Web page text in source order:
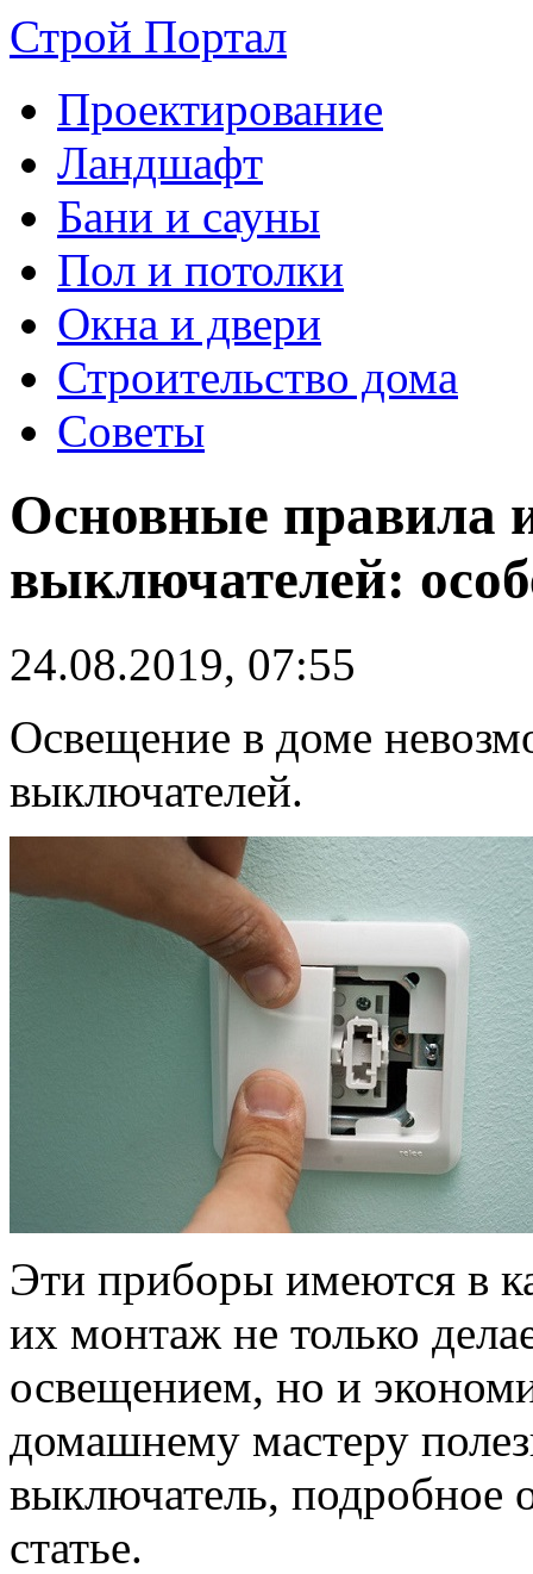
Строй Портал
Проектирование
Ландшафт
Бани и сауны
Пол и потолки
Окна и двери
Строительство дома
Советы
Основные правила
выключателей:
24.08.2019, 07:55
Освещение в доме
выключателей.
Эти приборы имеются в
их монтаж не только
освещением, но и
домашнему мастеру
выключатель, подробное
статье.